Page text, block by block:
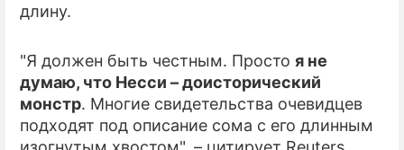
длину.
"Я должен быть честным. Просто я не
думаю, что Несси – доисторический
монстр. Многие свидетельства очевидцев
подходят под описание сома с его длинным